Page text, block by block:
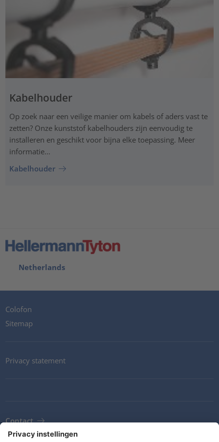
Kabelhouder
Op zoek naar een veilige manier om kabels of aders vast te
zetten? Onze kunststof kabelhouders zijn eenvoudig te
installeren en geschikt voor bijna elke toepassing. Meer
informatie...
Kabelhouder
Netherlands
Colofon
Sitemap
Privacy statement
Contact
Newsletter